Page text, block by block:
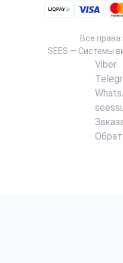
Все
SEES — Системы
Viber